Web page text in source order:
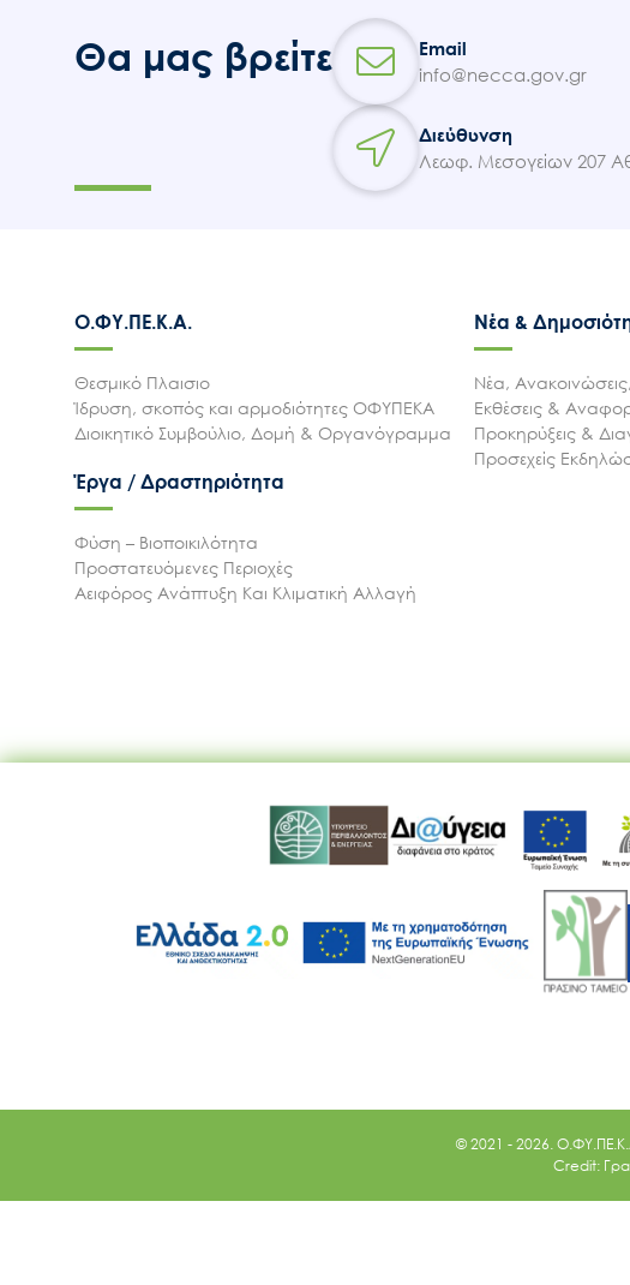
Θα μας βρείτε
Email
info@necca.gov.gr
Διεύθυνση
Λεωφ. Μεσογείων 207
Ο.ΦΥ.ΠΕ.Κ.Α.
Θεσμικό Πλαισιο
Ίδρυση, σκοπός και αρμοδιότητες ΟΦΥΠΕΚΑ
Διοικητικό Συμβούλιο, Δομή & Οργανόγραμμα
Νέα &
Νέα,
Εκθέσεις &
Προκηρύξεις &
Προσεχείς
Έργα / Δραστηριότητα
Φύση – Βιοποικιλότητα
Προστατευόμενες Περιοχές
Αειφόρος Ανάπτυξη Και Κλιματική Αλλαγή
© 2021 - 2026.
Credit: